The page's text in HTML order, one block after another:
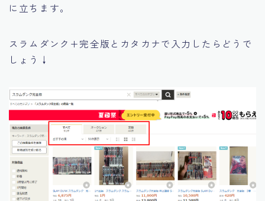
に立ちます。
スラムダンク+完全版とカタカナで入力したらどうで
しょう↓